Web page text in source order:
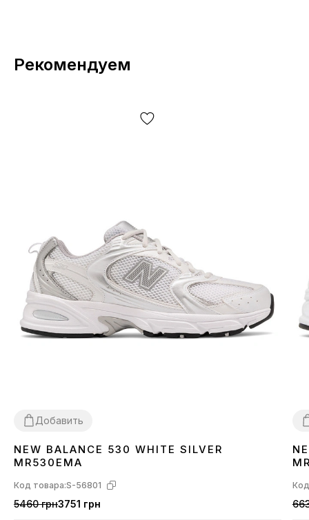
Рекомендуем
Добавить
3637 3839404142 434445
NEW BALANCE 530 WHITE SILVER
MR530EMA
Код товара:S-56801
5460 грн3751 грн